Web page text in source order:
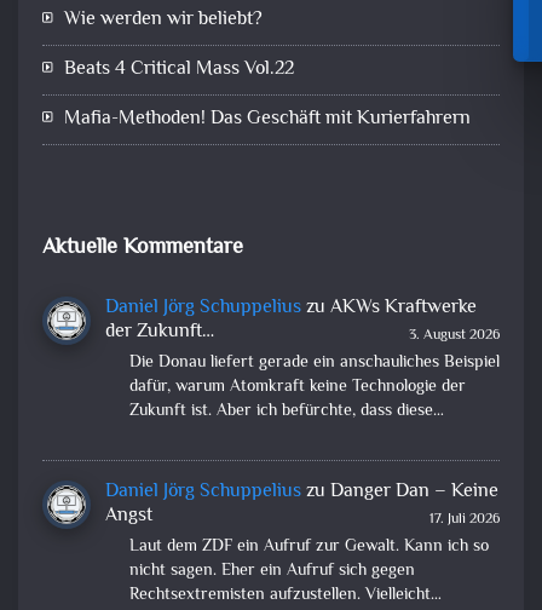
Wie werden wir beliebt?
Beats 4 Critical Mass Vol.22
Mafia-Methoden! Das Geschäft mit Kurierfahrern
Aktuelle Kommentare
Daniel Jörg Schuppeliuszu AKWs Kraftwerke
der Zukunft…
3. August 2026
Die Donau liefert gerade ein anschauliches Beispiel
dafür, warum Atomkraft keine Technologie der
Zukunft ist. Aber ich befürchte, dass diese…
Daniel Jörg Schuppeliuszu Danger Dan – Keine
Angst
17. Juli 2026
Laut dem ZDF ein Aufruf zur Gewalt. Kann ich so
nicht sagen. Eher ein Aufruf sich gegen
Rechtsextremisten aufzustellen. Vielleicht…